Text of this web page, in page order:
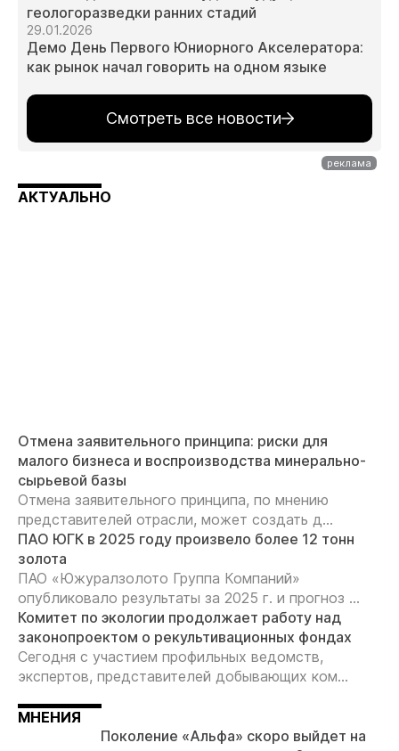
геологоразведки ранних стадий
29.01.2026
Демо День Первого Юниорного Акселератора:
как рынок начал говорить на одном языке
Смотреть все новости
АКТУАЛЬНО
Отмена заявительного принципа: риски для
малого бизнеса и воспроизводства минерально-
сырьевой базы
Отмена заявительного принципа, по мнению
представителей отрасли, может создать д...
ПАО ЮГК в 2025 году произвело более 12 тонн
золота
ПАО «Южуралзолото Группа Компаний»
опубликовало результаты за 2025 г. и прогноз ...
Комитет по экологии продолжает работу над
законопроектом о рекультивационных фондах
Сегодня с участием профильных ведомств,
экспертов, представителей добывающих ком...
МНЕНИЯ
Поколение «Альфа» скоро выйдет на